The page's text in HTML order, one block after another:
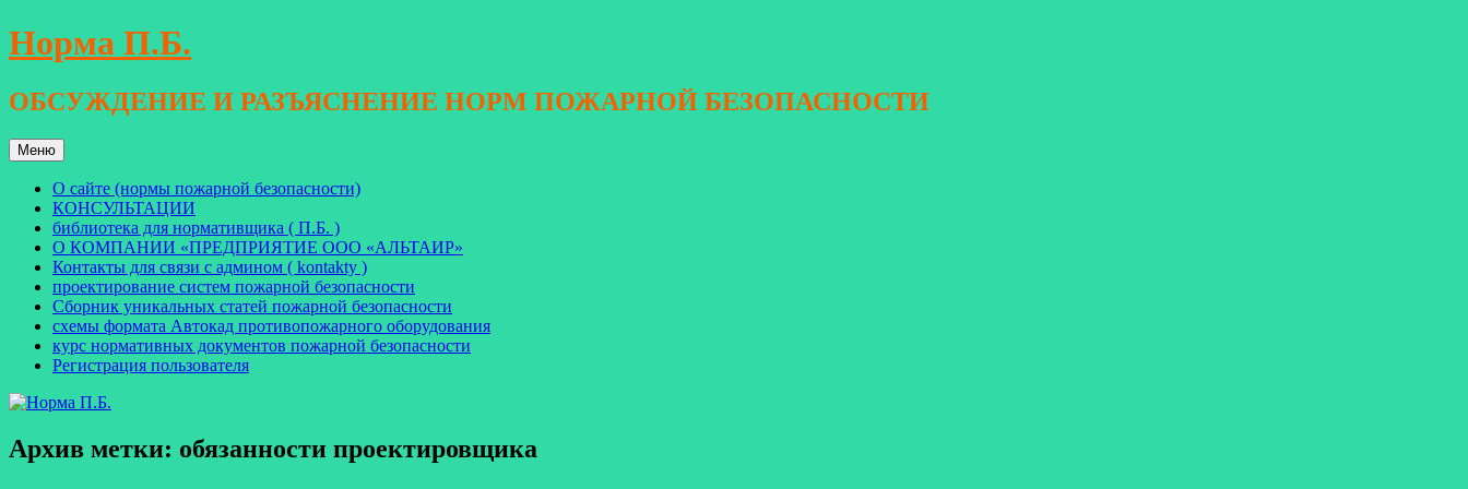
Перейти
к
Норма П.Б.
ОБСУЖДЕНИЕ И РАЗЪЯСНЕНИЕ НОРМ ПОЖАРНОЙ БЕЗОПАСНОСТИ
Меню
О сайте (нормы пожарной безопасности)
КОНСУЛЬТАЦИИ
библиотека для нормативщика ( П.Б. )
О КОМПАНИИ «ПРЕДПРИЯТИЕ ООО «АЛЬТАИР»
Контакты для связи с админом ( kontakty )
проектирование систем пожарной безопасности
Сборник уникальных статей пожарной безопасности
схемы формата Автокад противопожарного оборудования
курс нормативных документов пожарной безопасности
Регистрация пользователя
Архив метки: обязанности проектировщика